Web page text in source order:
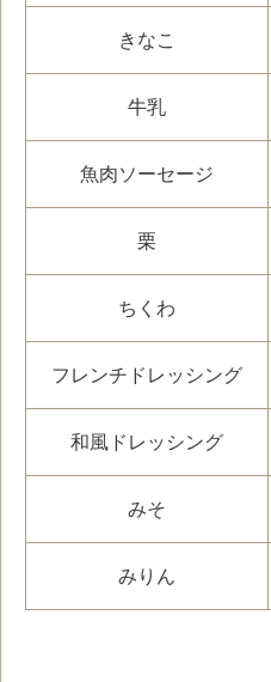
きなこ
牛乳
魚肉ソーセージ
栗
ちくわ
フレンチドレッシング
和風ドレッシング
みそ
みりん